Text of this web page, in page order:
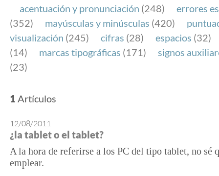
acentuación y pronunciación (248)
errores
(352)
mayúsculas y minúsculas (420)
visualización (245) cifras (28) espacios (32)
(14)
marcas tipográficas (171)
signos
(23)
1 Artículos
12/08/2011
¿la tablet o el tablet?
A la hora de referirse a los PC del tipo tablet, no sé
emplear.